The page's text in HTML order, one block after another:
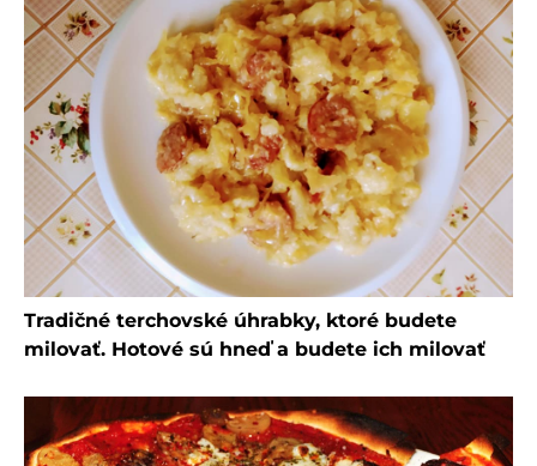
Tradičné terchovské úhrabky, ktoré budete
milovať. Hotové sú hneď a budete ich milovať